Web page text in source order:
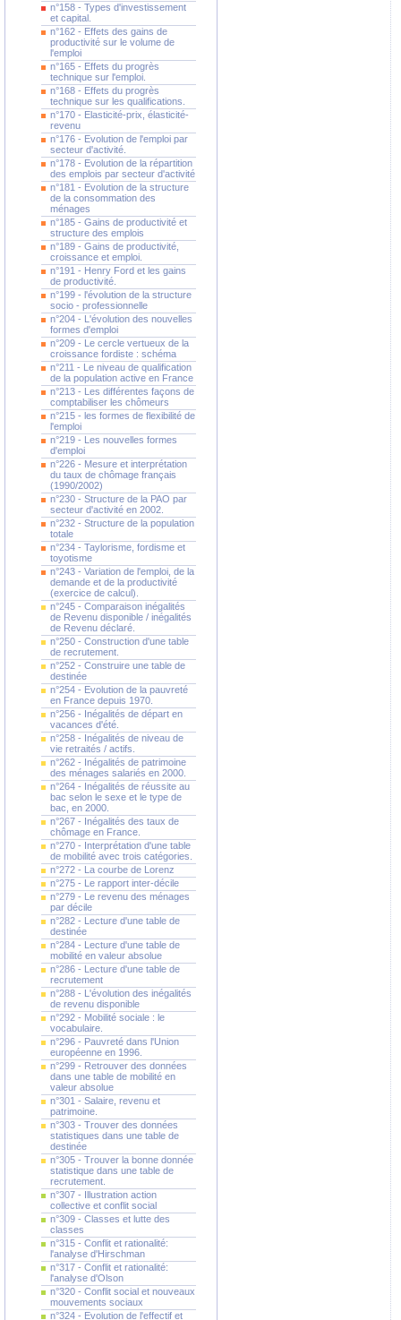
n°158 - Types d'investissement
et capital.
n°162 - Effets des gains de
productivité sur le volume de
l'emploi
n°165 - Effets du progrès
technique sur l'emploi.
n°168 - Effets du progrès
technique sur les qualifications.
n°170 - Elasticité-prix, élasticité-
revenu
n°176 - Evolution de l'emploi par
secteur d'activité.
n°178 - Evolution de la répartition
des emplois par secteur d'activité
n°181 - Evolution de la structure
de la consommation des
ménages
n°185 - Gains de productivité et
structure des emplois
n°189 - Gains de productivité,
croissance et emploi.
n°191 - Henry Ford et les gains
de productivité.
n°199 - l'évolution de la structure
socio - professionnelle
n°204 - L'évolution des nouvelles
formes d'emploi
n°209 - Le cercle vertueux de la
croissance fordiste : schéma
n°211 - Le niveau de qualification
de la population active en France
n°213 - Les différentes façons de
comptabiliser les chômeurs
n°215 - les formes de flexibilité de
l'emploi
n°219 - Les nouvelles formes
d'emploi
n°226 - Mesure et interprétation
du taux de chômage français
(1990/2002)
n°230 - Structure de la PAO par
secteur d'activité en 2002.
n°232 - Structure de la population
totale
n°234 - Taylorisme, fordisme et
toyotisme
n°243 - Variation de l'emploi, de la
demande et de la productivité
(exercice de calcul).
n°245 - Comparaison inégalités
de Revenu disponible / inégalités
de Revenu déclaré.
n°250 - Construction d'une table
de recrutement.
n°252 - Construire une table de
destinée
n°254 - Evolution de la pauvreté
en France depuis 1970.
n°256 - Inégalités de départ en
vacances d'été.
n°258 - Inégalités de niveau de
vie retraités / actifs.
n°262 - Inégalités de patrimoine
des ménages salariés en 2000.
n°264 - Inégalités de réussite au
bac selon le sexe et le type de
bac, en 2000.
n°267 - Inégalités des taux de
chômage en France.
n°270 - Interprétation d'une table
de mobilité avec trois catégories.
n°272 - La courbe de Lorenz
n°275 - Le rapport inter-décile
n°279 - Le revenu des ménages
par décile
n°282 - Lecture d'une table de
destinée
n°284 - Lecture d'une table de
mobilité en valeur absolue
n°286 - Lecture d'une table de
recrutement
n°288 - L'évolution des inégalités
de revenu disponible
n°292 - Mobilité sociale : le
vocabulaire.
n°296 - Pauvreté dans l'Union
européenne en 1996.
n°299 - Retrouver des données
dans une table de mobilité en
valeur absolue
n°301 - Salaire, revenu et
patrimoine.
n°303 - Trouver des données
statistiques dans une table de
destinée
n°305 - Trouver la bonne donnée
statistique dans une table de
recrutement.
n°307 - Illustration action
collective et conflit social
n°309 - Classes et lutte des
classes
n°315 - Conflit et rationalité:
l'analyse d'Hirschman
n°317 - Conflit et rationalité:
l'analyse d'Olson
n°320 - Conflit social et nouveaux
mouvements sociaux
n°324 - Evolution de l'effectif et